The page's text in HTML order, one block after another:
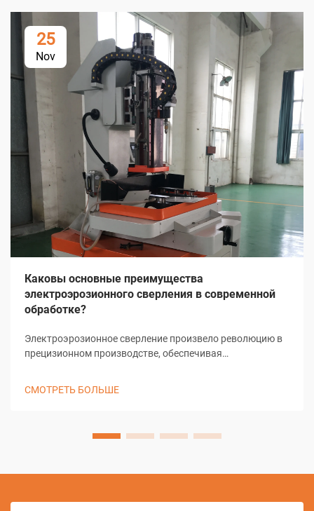
25
Nov
Каковы основные преимущества
электроэрозионного сверления в современной
обработке?
Электроэрозионное сверление произвело революцию в
прецизионном производстве, обеспечивая
производить...
СМОТРЕТЬ БОЛЬШЕ